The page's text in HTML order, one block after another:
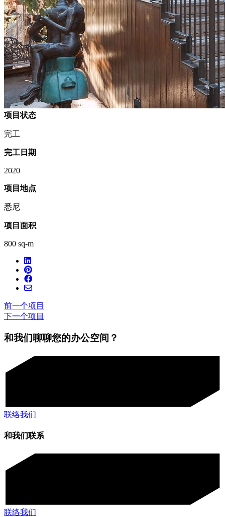
项目状态
完工
完工日期
2020
项目地点
悉尼
项目面积
800 sq-m
前一个项目
下一个项目
和我们聊聊您的办公空间？
联络我们
和我们联系
联络我们